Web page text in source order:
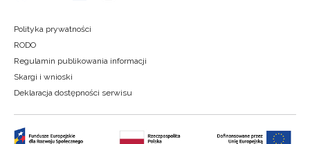
Polityka prywatności
RODO
Regulamin publikowania informacji
Skargi i wnioski
Deklaracja dostępności serwisu